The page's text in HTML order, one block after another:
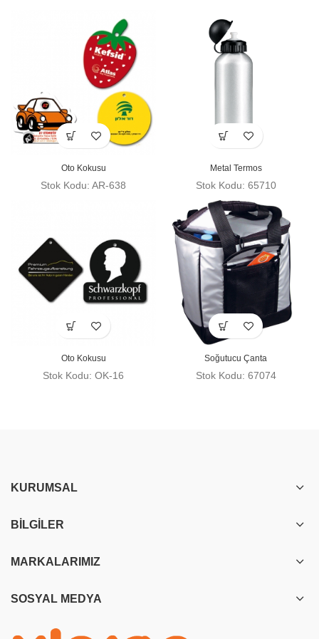
Oto Kokusu
Stok Kodu: AR-638
Metal Termos
Stok Kodu: 65710
Oto Kokusu
Stok Kodu: OK-16
Soğutucu Çanta
Stok Kodu: 67074
KURUMSAL
BILGILER
MARKALARIMIZ
SOSYAL MEDYA